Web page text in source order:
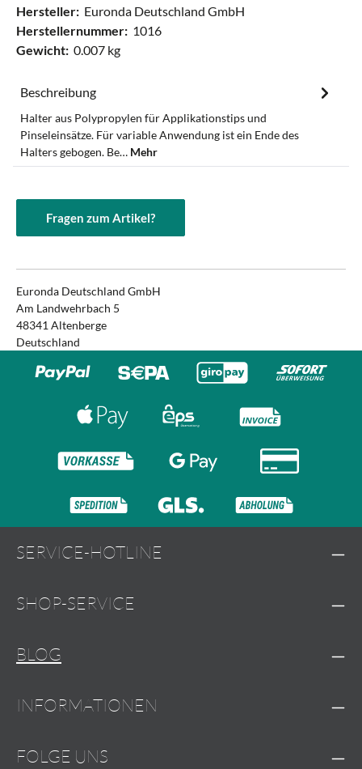
Hersteller: Euronda Deutschland GmbH
Herstellernummer: 1016
Gewicht: 0.007 kg
Beschreibung
Halter aus Polypropylen für Applikationstips und
Pinseleinsätze. Für variable Anwendung ist ein Ende des
Halters gebogen. Be… Mehr
Fragen zum Artikel?
Euronda Deutschland GmbH
Am Landwehrbach 5
48341 Altenberge
Deutschland
SERVICE-HOTLINE
SHOP-SERVICE
BLOG
INFORMATIONEN
FOLGE UNS